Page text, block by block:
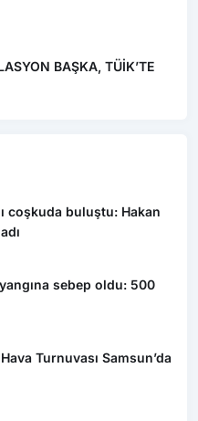
BAŞKA, TÜİK’TE
coşkuda buluştu: Hakan
sebep oldu: 500
Turnuvası Samsun’da